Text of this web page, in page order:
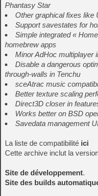
Phantasy Star
Other graphical fixes like
Support savestates for
Simple integrated «
homebrew apps
Minor AdHoc multiplayer
Disable a dangerous
through-walls in Tenchu
sceAtrac music
Better texture scaling
Direct3D closer in
Works better on BSD
Savedata management
La liste de compatibilité ici
Cette archive inclut la
Site de développement.
Site des builds